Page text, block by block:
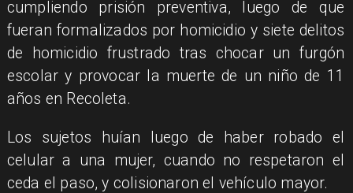
cumpliendo prisión preventiva, luego de que
fueran formalizados por homicidio y siete delitos
de homicidio frustrado tras chocar un furgón
escolar y provocar la muerte de un niño de 11
años en Recoleta.
Los sujetos huían luego de haber robado el
celular a una mujer, cuando no respetaron el
ceda el paso, y colisionaron el vehículo mayor.